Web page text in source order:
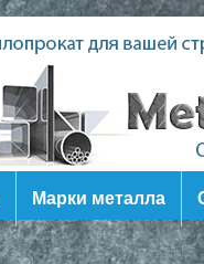
Марки металла